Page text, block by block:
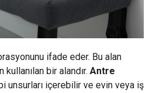
ifade eder. Bu alan
bir alandır. Antre
unsurları içerebilir ve evin veya iş